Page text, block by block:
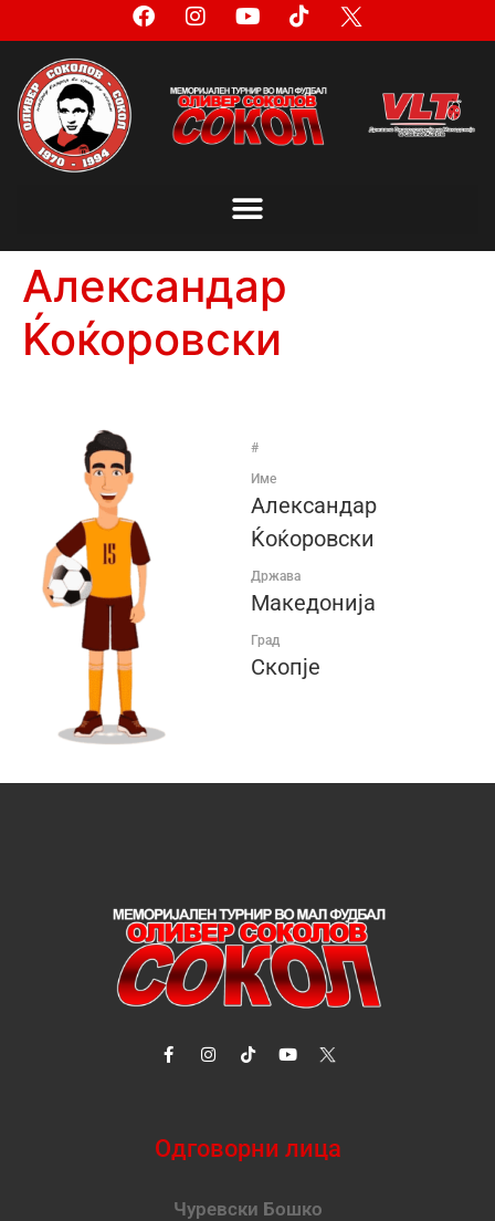
Александар
Ќоќоровски
#
Име
Александар
Ќоќоровски
Држава
Македонија
Град
Скопје
Одговорни лица
Чуревски Бошко